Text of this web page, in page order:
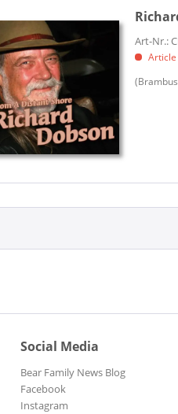
Art-Nr.:
Social Media
Bear Family News Blog
Facebook
Instagram